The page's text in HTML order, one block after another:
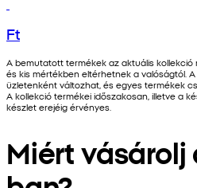
Ft
A bemutatott termékek az aktuális kollekció
és kis mértékben eltérhetnek a valóságtól.
üzletenként változhat, és egyes termékek
A kollekció termékei időszakosan, illetve a
készlet erejéig érvényes.
Miért